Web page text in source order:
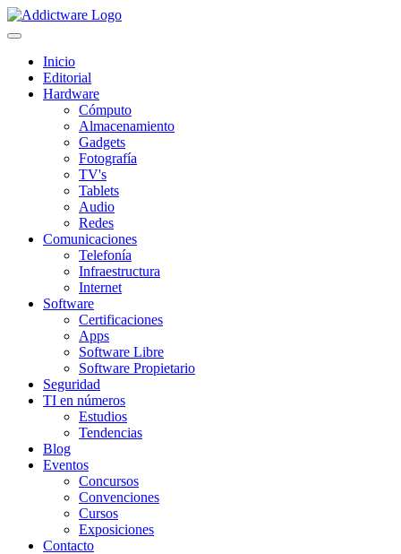
Inicio
Editorial
Hardware
Cómputo
Almacenamiento
Gadgets
Fotografía
TV's
Tablets
Audio
Redes
Comunicaciones
Telefonía
Infraestructura
Internet
Software
Certificaciones
Apps
Software Libre
Software Propietario
Seguridad
TI en números
Estudios
Tendencias
Blog
Eventos
Concursos
Convenciones
Cursos
Exposiciones
Contacto